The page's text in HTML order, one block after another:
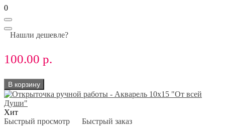
0
Нашли дешевле?
100.00 р.
В корзину
Хит
Быстрый просмотр
Быстрый заказ